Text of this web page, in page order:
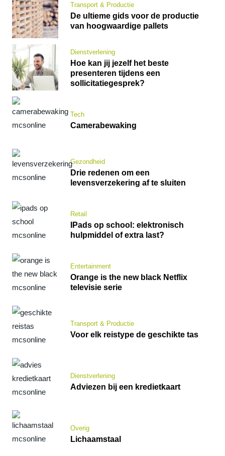
Transport & Productie
De ultieme gids voor de productie
van hoogwaardige pallets
Dienstverlening
Hoe kan jij jezelf het beste
presenteren tijdens een
sollicitatiegesprek?
Tech
Camerabewaking
Gezondheid
Drie redenen om een
levensverzekering af te sluiten
Retail
IPads op school: elektronisch
hulpmiddel of extra last?
Entertainment
Orange is the new black Netflix
televisie serie
Transport & Productie
Voor elk reistype de geschikte tas
Dienstverlening
Adviezen bij een kredietkaart
Overig
Lichaamstaal